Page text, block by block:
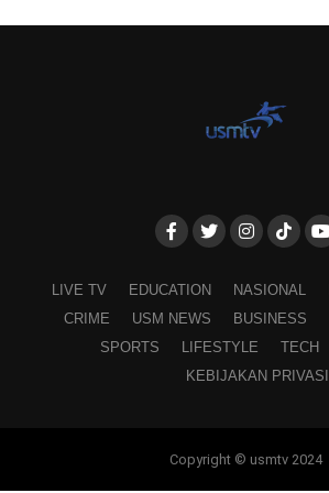
LIVE TV EDUCATION NASIONAL
CRIME
USM NEWS BUSINESS
SPORTS
LIFESTYLE TECH
KEBIJAKAN PRIVASI
Copyright © usmtv 2024